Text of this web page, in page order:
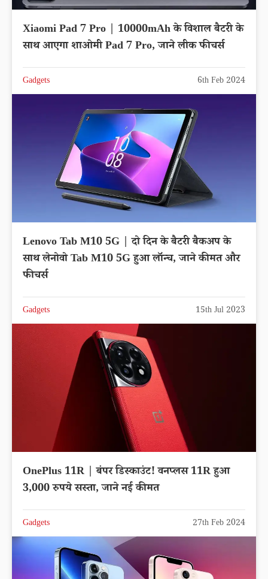
Xiaomi Pad 7 Pro | 10000mAh के विशाल बैटरी के
साथ आएगा शाओमी Pad 7 Pro, जाने लीक फीचर्स
Gadgets 6th Feb 2024
Lenovo Tab M10 5G | दो दिन के बैटरी बैकअप के
साथ लेनोवो Tab M10 5G हुआ लॉन्च, जाने कीमत और
फीचर्स
Gadgets 15th Jul 2023
OnePlus 11R | बंपर डिस्काउंट! वनप्लस 11R हुआ
3,000 रुपये सस्ता, जाने नई कीमत
Gadgets 27th Feb 2024